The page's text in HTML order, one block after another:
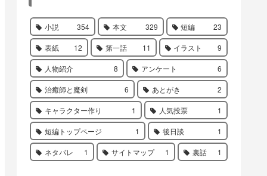
小説 354 本文 329 短編 23
表紙 12 第一話 11 イラスト 9
人物紹介 8 アンケート 6
治癒師と魔剣 6 あとがき 2
キャラクター作り 1 人気投票 1
短編トップページ 1 後日談 1
ネタバレ 1 サイトマップ 1 裏話 1